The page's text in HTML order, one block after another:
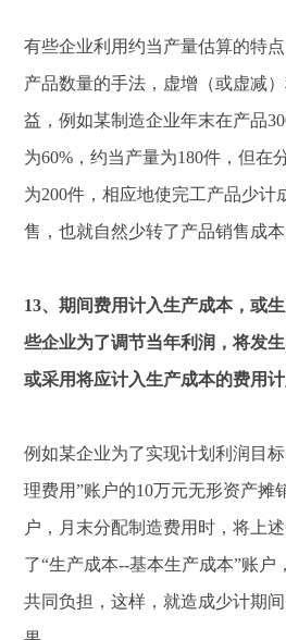
有些企业利用约当产量估算的特
产品数量的手法，虚增（或虚减
益，例如某制造企业年末在产品
为60%，约当产量为180件，但在
为200件，相应地使完工产品少计
售，也就自然少转了产品销售成本
13、期间费用计入生产成本，或
些企业为了调节当年利润，将发
或采用将应计入生产成本的费用计
例如某企业为了实现计划利润目
理费用”账户的10万元无形资产摊
户，月末分配制造费用时，将上
了“生产成本--基本生产成本”账户
共同负担，这样，就造成少计期